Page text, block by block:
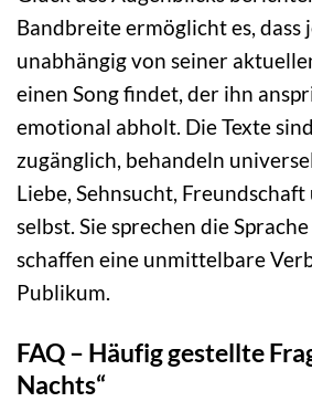
Bandbreite ermöglicht es, dass
unabhängig von seiner
einen Song findet, der ihn
emotional abholt. Die Texte
zugänglich, behandeln
Liebe, Sehnsucht, Freundschaft
selbst. Sie sprechen die
schaffen eine unmittelbare
Publikum.
FAQ – Häufig gestellte
Nachts“